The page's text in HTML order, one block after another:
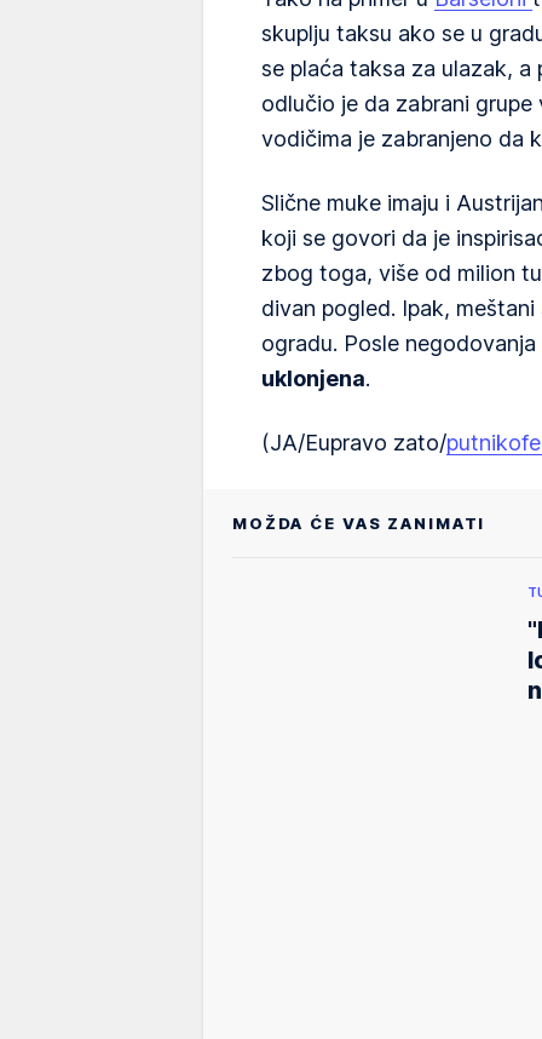
skuplju taksu ako se u
se plaća taksa za ulazak, a
odlučio je da zabrani
vodičima je zabranjeno da
Slične muke imaju i
koji se govori da je
zbog toga, više od milion
divan pogled. Ipak,
ogradu. Posle
uklonjena.
(JA/Eupravo zato/
MOŽDA ĆE VAS ZANIMATI